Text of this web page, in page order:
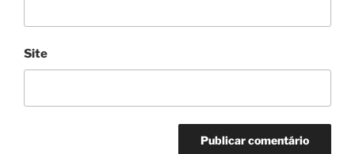
Site